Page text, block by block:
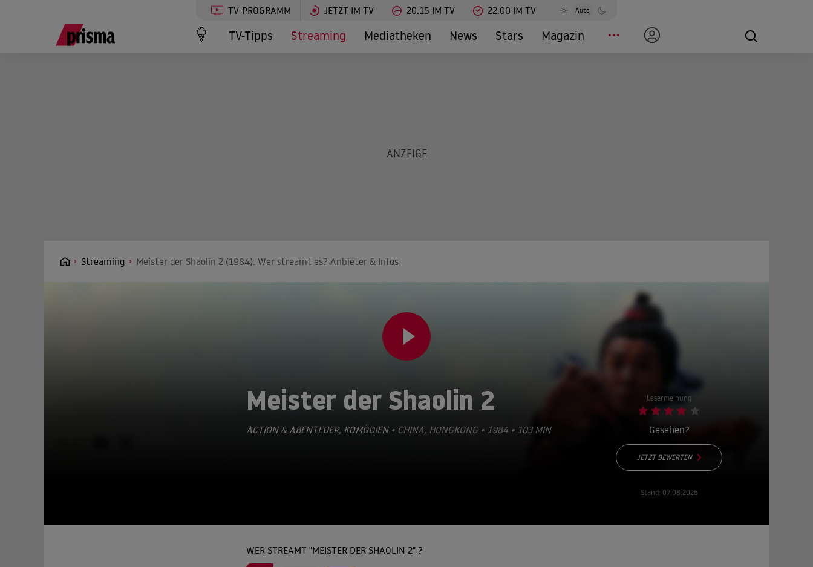
TV-PROGRAMM JETZT IM TV 20:15 IM TV 22:00 IM TV Auto
TV-Tipps Streaming Mediatheken News Stars Magazin
Streaming Meister der Shaolin 2 (1984): Wer streamt es? Anbieter & Infos
Meister der Shaolin 2
ACTION & ABENTEUER, KOMÖDIEN• CHINA, HONGKONG • 1984 • 103 MIN
Lesermeinung
Gesehen?
JETZT BEWERTEN
Stand: 07.08.2026
WER STREAMT "MEISTER DER SHAOLIN 2" ?